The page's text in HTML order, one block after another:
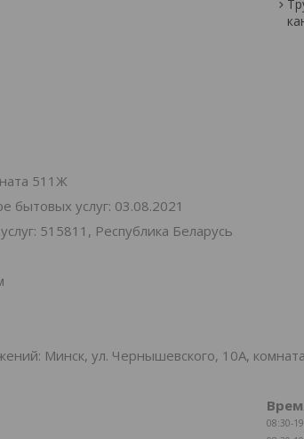
511Ж
бытовых услуг: 03.08.2021
515811, Республика Беларусь
Минск, ул. Чернышевского, 10А,
08:30-